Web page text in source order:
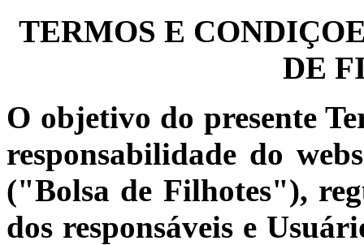
TERMOS E
DE
O objetivo do presente
responsabilidade do
("Bolsa de Filhotes"),
dos responsáveis e